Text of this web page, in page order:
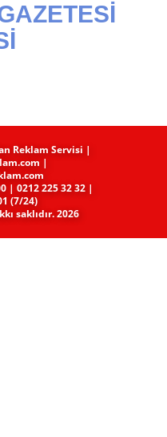
Reklam Servisi |
|
| 0212 225 32 32 |
(7/24)
saklıdır. 2026